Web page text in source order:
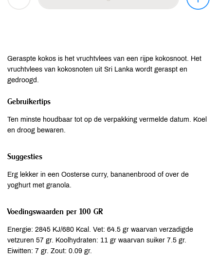
Geraspte kokos is het vruchtvlees van een rijpe kokosnoot. Het
vruchtvlees van kokosnoten uit Sri Lanka wordt geraspt en
gedroogd.
Gebruikertips
Ten minste houdbaar tot op de verpakking vermelde datum. Koel
en droog bewaren.
Suggesties
Erg lekker in een Oosterse curry, bananenbrood of over de
yoghurt met granola.
Voedingswaarden per 100 GR
Energie: 2845 KJ/680 Kcal. Vet: 64.5 gr waarvan verzadigde
vetzuren 57 gr. Koolhydraten: 11 gr waarvan suiker 7.5 gr.
Eiwitten: 7 gr. Zout: 0.09 gr.